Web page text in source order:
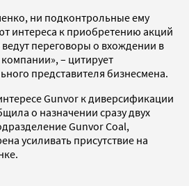
ни подконтрольные ему
интереса к приобретению акций
переговоры о вхождении в
– цитирует
представителя бизнесмена.
Gunvor к диверсификации
о назначении сразу двух
Gunvor Coal,
усиливать присутствие на